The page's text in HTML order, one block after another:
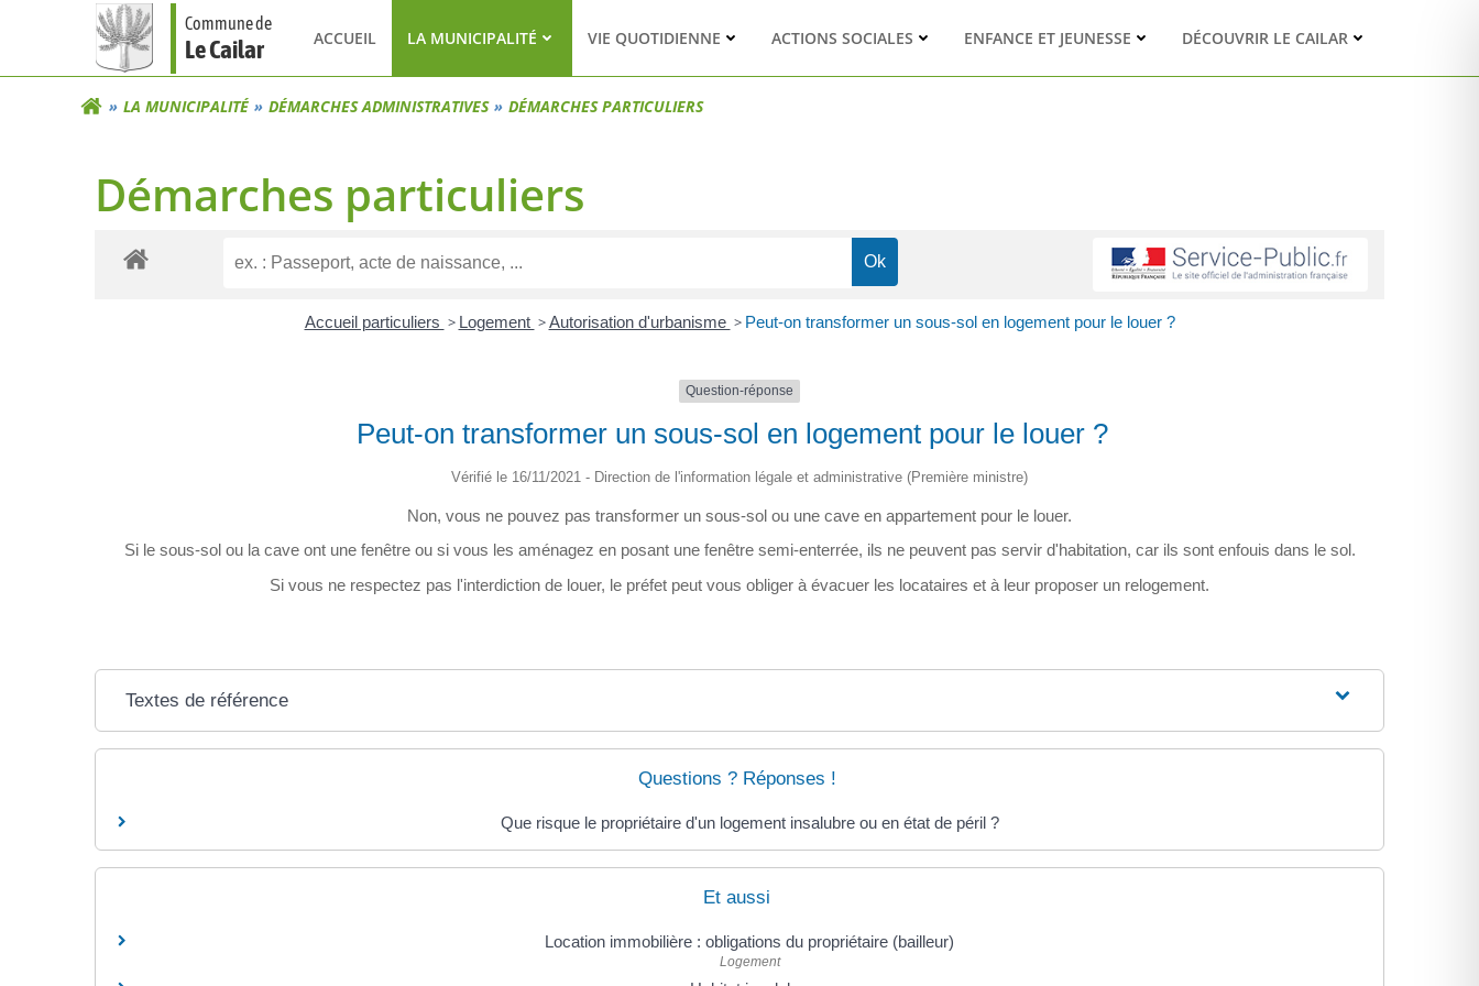
Commune de
Le Cailar ACCUEIL LA MUNICIPALITÉ VIE QUOTIDIENNE ACTIONS SOCIALES ENFANCE ET JEUNESSE DÉCOUVRIR LE CAILAR
LA MUNICIPALITÉ DÉMARCHES ADMINISTRATIVES DÉMARCHES PARTICULIERS
Démarches particuliers
Accueil particuliers > Logement > Autorisation d'urbanisme > Peut-on transformer un sous-sol en logement pour le louer ?
Question-réponse
Peut-on transformer un sous-sol en logement pour le louer ?
Vérifié le 16/11/2021 - Direction de l'information légale et administrative (Première ministre)
Non, vous ne pouvez pas transformer un sous-sol ou une cave en appartement pour le louer.
Si le sous-sol ou la cave ont une fenêtre ou si vous les aménagez en posant une fenêtre semi-enterrée, ils ne peuvent pas servir d'habitation, car ils sont enfouis dans le sol.
Si vous ne respectez pas l'interdiction de louer, le préfet peut vous obliger à évacuer les locataires et à leur proposer un relogement.
Textes de référence
Questions ? Réponses !
Que risque le propriétaire d'un logement insalubre ou en état de péril ?
Et aussi
Location immobilière : obligations du propriétaire (bailleur)
Logement